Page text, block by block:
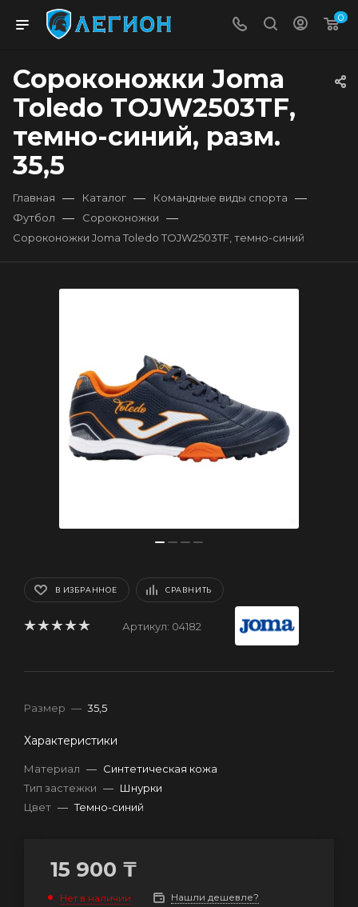
0
Сороконожки Joma
Toledo TOJW2503TF,
темно-синий, разм.
35,5
Главная — Каталог — Командные виды спорта —
Футбол — Сороконожки —
Сороконожки Joma Toledo TOJW2503TF, темно-синий
В ИЗБРАННОЕ СРАВНИТЬ
Артикул: 04182
Размер — 35,5
Характеристики
Материал — Синтетическая кожа
Тип застежки — Шнурки
Цвет — Темно-синий
15 900 ₸
Нет в наличии Нашли дешевле?